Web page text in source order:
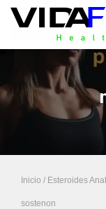
Inicio / Esteroides
sostenon